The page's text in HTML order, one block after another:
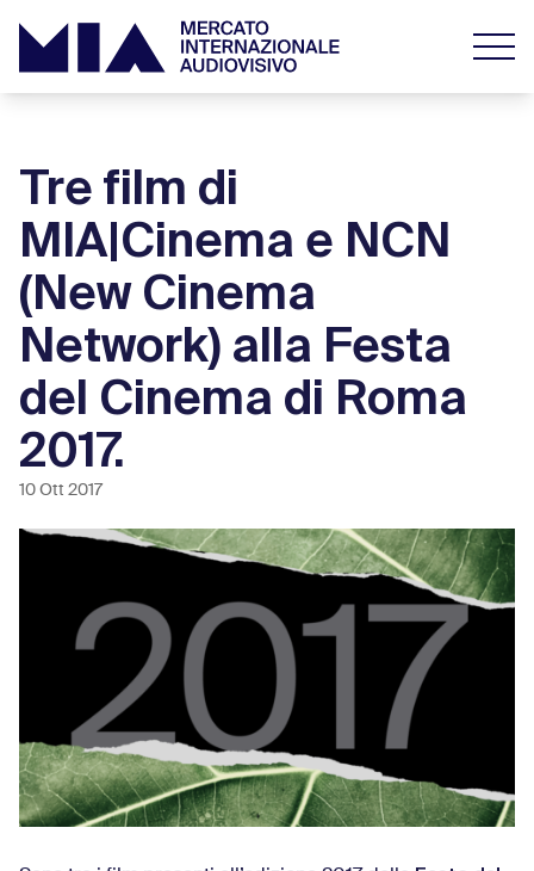
Tre film di
MIA|Cinema e NCN
(New Cinema
Network) alla Festa
del Cinema di Roma
2017.
10 Ott 2017